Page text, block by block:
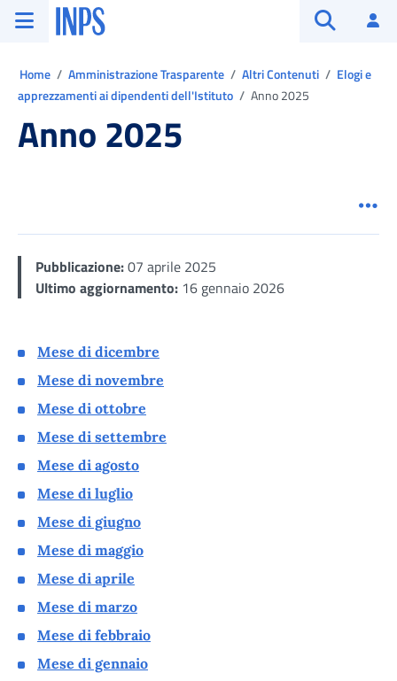
Vai al menu principale
Vai al contenuto principale
Vai al pie' di pagina
INPS ()
Home Amministrazione Trasparente Altri Contenuti
Elogi e
apprezzamenti ai dipendenti dell'Istituto
Anno 2025
Anno 2025
Pubblicazione:07 aprile 2025
Ultimo aggiornamento: 16 gennaio 2026
Mese di dicembre
Mese di novembre
Mese di ottobre
Mese di settembre
Mese di agosto
Mese di luglio
Mese di giugno
Mese di maggio
Mese di aprile
Mese di marzo
Mese di febbraio
Mese di gennaio